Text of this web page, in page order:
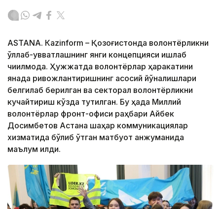
ASTANА. Кazinform – Қозоғистонда волонтёрликни
қўллаб-қувватлашнинг янги концепцияси ишлаб
чиқилмоқда. Ҳужжатда волонтёрлар ҳаракатини
янада ривожлантиришнинг асосий йўналишлари
белгилаб берилган ва секторал волонтёрликни
кучайтириш кўзда тутилган. Бу ҳақда Миллий
волонтёрлар фронт-офиси раҳбари Айбек
Досимбетов Астана шаҳар коммуникациялар
хизматида бўлиб ўтган матбуот анжуманида
маълум қилди.